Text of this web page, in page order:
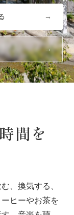
時間を
、換気する、
ヒーやお茶を